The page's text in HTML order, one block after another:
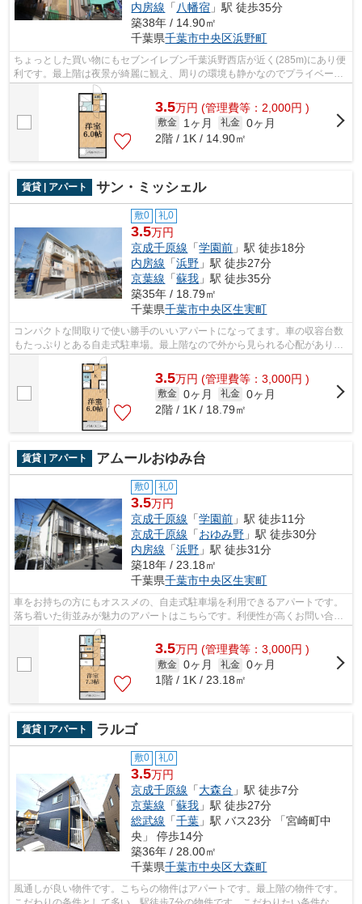
内房線 「八幡宿 」駅 徒歩35分
築38年 / 14.90㎡
千葉県千葉市中央区浜野町
ちょっとした買い物にもセブンイレブン千葉浜野西店が近く(285m)にあり便
利です。最上階は夜景が綺麗に観え、周りの環境も静かなのでプライベート
な時間を楽しみたい方は是非。周辺環...
3.5万円 (管理費等：2,000円 )
敷金 1ヶ月 礼金 0ヶ月
2階 / 1K / 14.90㎡
賃貸 | アパート サン・ミッシェル
敷0 礼0
3.5万円
京成千原線 「学園前 」駅 徒歩18分
内房線 「浜野 」駅 徒歩27分
京葉線 「蘇我 」駅 徒歩35分
築35年 / 18.79㎡
千葉県千葉市中央区生実町
コンパクトな間取りで使い勝手のいいアパートになってます。車の収容台数
もたっぷりとある自走式駐車場。最上階なので外から見られる心配がありま
せん。敷地内にはごみ置き場も設置さ...
3.5万円 (管理費等：3,000円 )
敷金 0ヶ月 礼金 0ヶ月
2階 / 1K / 18.79㎡
賃貸 | アパート アムールおゆみ台
敷0 礼0
3.5万円
京成千原線 「学園前 」駅 徒歩11分
京成千原線 「おゆみ野 」駅 徒歩30分
内房線 「浜野 」駅 徒歩31分
築18年 / 23.18㎡
千葉県千葉市中央区生実町
車をお持ちの方にもオススメの、自走式駐車場を利用できるアパートです。
落ち着いた街並みが魅力のアパートはこちらです。利便性が高くお問い合わ
せの多い敷地内ゴミ置き場です。光回...
3.5万円 (管理費等：3,000円 )
敷金 0ヶ月 礼金 0ヶ月
1階 / 1K / 23.18㎡
賃貸 | アパート ラルゴ
敷0 礼0
3.5万円
京成千原線 「大森台 」駅 徒歩7分
京葉線 「蘇我 」駅 徒歩27分
総武線 「千葉 」駅 バス23分 「宮崎町中
央」 停歩14分
築36年 / 28.00㎡
千葉県千葉市中央区大森町
風通しが良い物件です。こちらの物件はアパートです。最上階の物件です。